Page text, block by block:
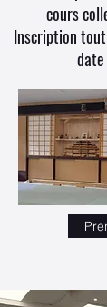
cours
Inscription